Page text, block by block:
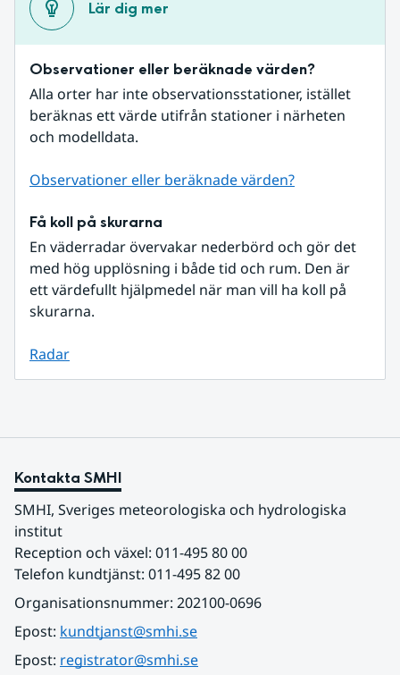
Lär dig mer
Observationer eller beräknade värden?
Alla orter har inte observationsstationer, istället
beräknas ett värde utifrån stationer i närheten
och modelldata.
Observationer eller beräknade värden?
Få koll på skurarna
En väderradar övervakar nederbörd och gör det
med hög upplösning i både tid och rum. Den är
ett värdefullt hjälpmedel när man vill ha koll på
skurarna.
Radar
Kontakta SMHI
SMHI, Sveriges meteorologiska och hydrologiska
institut
Reception och växel: 011-495 80 00
Telefon kundtjänst: 011-495 82 00
Organisationsnummer: 202100-0696
Epost: kundtjanst@smhi.se
Epost: registrator@smhi.se